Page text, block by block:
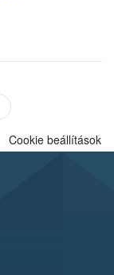
Cookie beállítások